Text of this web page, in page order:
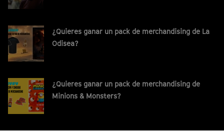
¿Quieres ganar un pack de merchandising de La
Odisea?
¿Quieres ganar un pack de merchandising de
Minions & Monsters?